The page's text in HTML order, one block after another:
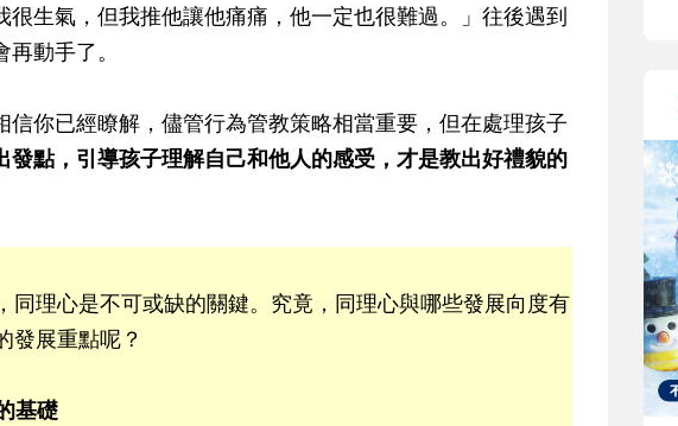
很生氣，但我推他讓他痛痛，他一定也很難過。」往後遇到
動手了。
信你已經瞭解，儘管行為管教策略相當重要，但在處理孩子
發點，引導孩子理解自己和他人的感受，才是教出好禮貌的
同理心是不可或缺的關鍵。究竟，同理心與哪些發展向度有
發展重點呢？
基礎